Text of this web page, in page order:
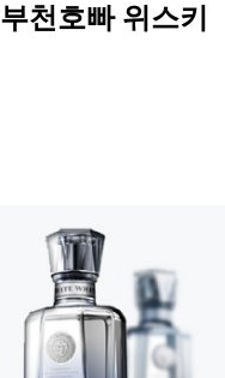
부천호빠 위스키